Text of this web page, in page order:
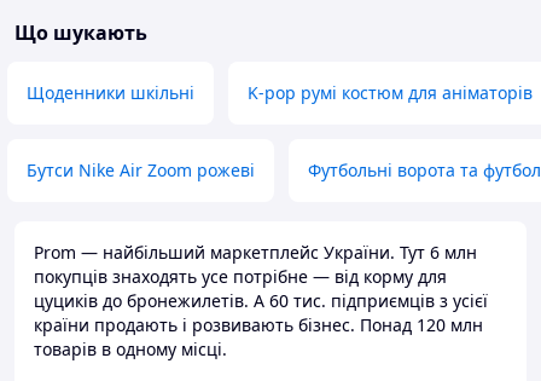
Що шукають
Щоденники шкільні K-pop румі костюм для аніматорів
Бутси Nike Air Zoom рожеві Футбольні ворота та
Prom — найбільший маркетплейс України. Тут 6 млн
покупців знаходять усе потрібне — від корму для
цуциків до бронежилетів. А 60 тис. підприємців з усієї
країни продають і розвивають бізнес. Понад 120 млн
товарів в одному місці.